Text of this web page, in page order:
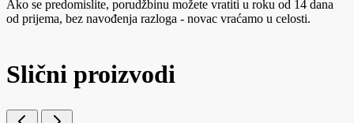
Ako se predomislite, porudžbinu možete vratiti u roku od 14 dana
od prijema, bez navođenja razloga - novac vraćamo u celosti.
Slični proizvodi